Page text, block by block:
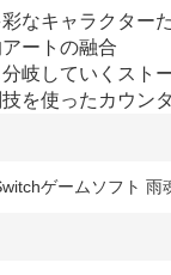
なキャラクター
ートの融合
岐していくスト
を使ったカウン
ゲームソフト 雨